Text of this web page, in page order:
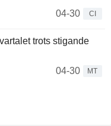
04-30
CI
trots stigande
04-30
MT